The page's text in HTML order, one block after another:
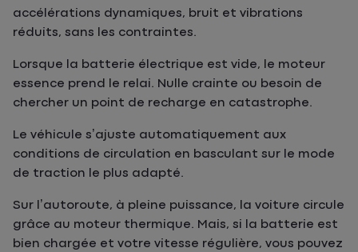
accélérations dynamiques, bruit et vibrations
réduits, sans les contraintes.
Lorsque la batterie électrique est vide, le moteur
essence prend le relai. Nulle crainte ou besoin de
chercher un point de recharge en catastrophe.
Le véhicule s’ajuste automatiquement aux
conditions de circulation en basculant sur le mode
de traction le plus adapté.
Sur l’autoroute, à pleine puissance, la voiture circule
grâce au moteur thermique. Mais, si la batterie est
bien chargée et votre vitesse régulière, vous pouvez